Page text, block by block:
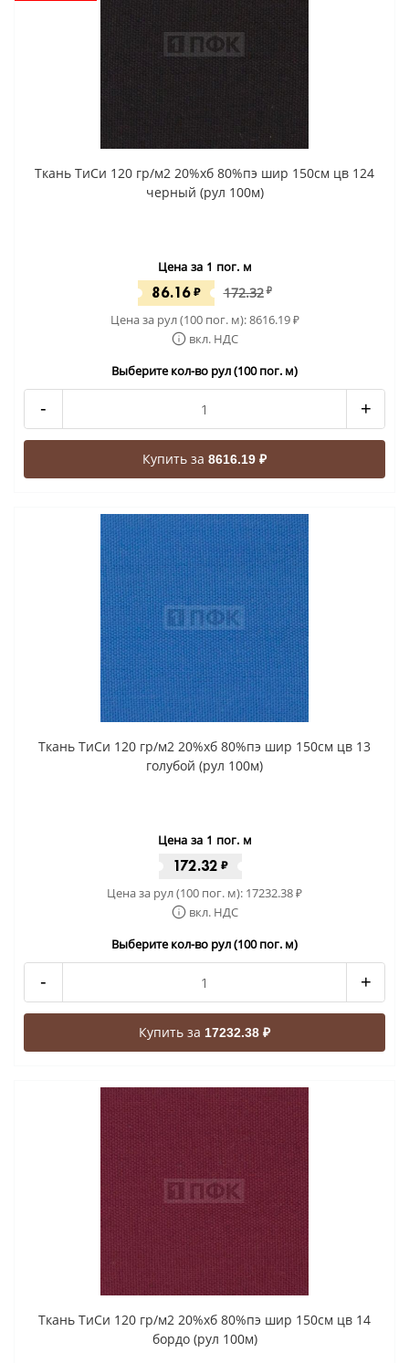
Ткань ТиСи 120 гр/м2 20%хб 80%пэ шир 150см цв 124
черный (рул 100м)
Цена за 1 пог. м
86.16 ₽ 172.32 ₽
Цена за рул (100 пог. м):8616.19₽
вкл. НДС
Выберите кол-во рул (100 пог. м)
- +
Купить за 8616.19 ₽
Ткань ТиСи 120 гр/м2 20%хб 80%пэ шир 150см цв 13
голубой (рул 100м)
Цена за 1 пог. м
172.32 ₽
Цена за рул (100 пог. м): 17232.38₽
вкл. НДС
Выберите кол-во рул (100 пог. м)
- +
Купить за 17232.38 ₽
Ткань ТиСи 120 гр/м2 20%хб 80%пэ шир 150см цв 14
бордо (рул 100м)